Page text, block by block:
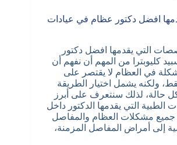
افضل دكتور عظام في عيادات
التي يقدمها افضل دكتور
كليوبترا من المهم أن نفهم أن
في العظام لا يقتصر على
ولكنه يشمل اختيار الطريقة
حالة، لذلك سنتعرف على أبرز
الطبية التي يقدمها الدكتور داخل
جميع مشكلات العظام والمفاصل
إلى أمراض المفاصل المزمنة،